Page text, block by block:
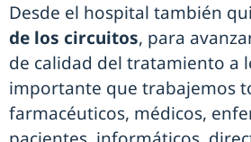
Desde el hospital también
de los circuitos, para
de calidad del tratamiento a
importante que trabajemos
farmacéuticos, médicos,